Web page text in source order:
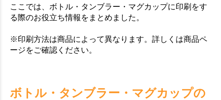
ここでは、ボトル・タンブラー・マグカップに印刷をす
る際のお役立ち情報をまとめました。
※印刷方法は商品によって異なります。詳しくは商品ペ
ージをご確認ください。
ボトル・タンブラー・マグカップの